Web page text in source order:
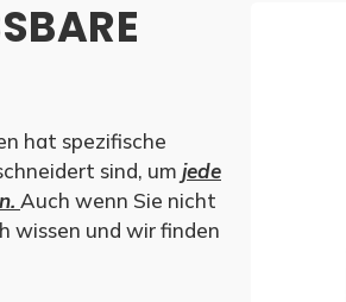
hat spezifische
sind, um jede
Auch wenn Sie nicht
wissen und wir finden